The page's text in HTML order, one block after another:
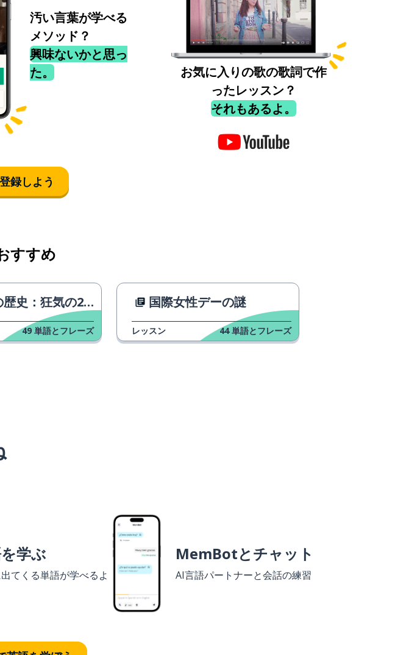
汚い言葉が学べる
メソッド？
興味ないかと思っ
た。
お気に入りの歌の歌詞で作
ったレッスン？
それもあるよ。
録しよう
すすめ
：狂気の20年代
49 単語とフレーズ
国際女性デーの謎
レッスン 44 単語とフレーズ
学ぶ
てくる単語が学べるよ
MemBotとチャット
AI言語パートナーと会話の練習